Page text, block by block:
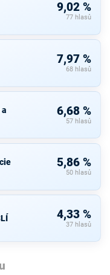
9,02 %
77 hlasů
7,97 %
68 hlasů
6,68 %
57 hlasů
5,86 %
50 hlasů
4,33 %
37 hlasů